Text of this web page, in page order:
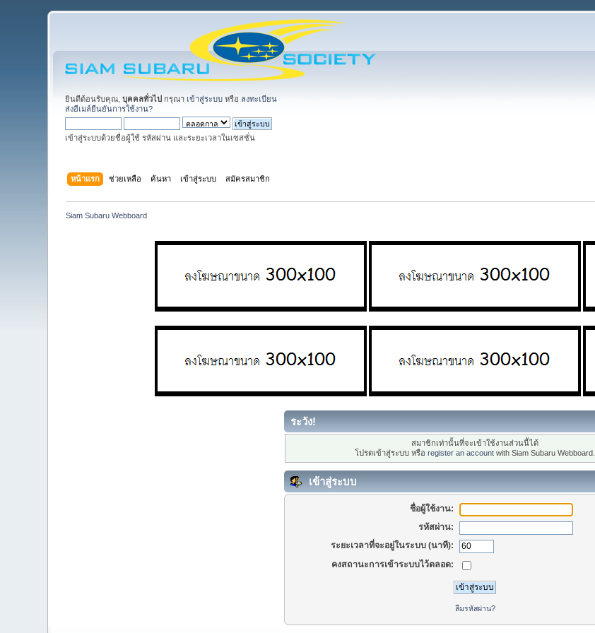
ยินดีต้อนรับคุณ,บุคคลทั่วไป กรุณา เข้าสู่ระบบ หรือ ลงทะเบียน
ส่งอีเมล์ยืนยันการใช้งาน?
เข้าสู่ระบบด้วยชื่อผู้ใช้ รหัสผ่าน และระยะเวลาในเซสชั่น
หน้าแรก ช่วยเหลือ ค้นหา เข้าสู่ระบบ สมัครสมาชิก
Siam Subaru Webboard
ระวัง!
สมาชิกเท่านั้นที่จะเข้าใช้งานส่วนนี้ได้
โปรดเข้าสู่ระบบ หรือ register an account with Siam Subaru Webboard.
เข้าสู่ระบบ
ชื่อผู้ใช้งาน:
รหัสผ่าน:
ระยะเวลาที่จะอยู่ในระบบ (นาที):
คงสถานะการเข้าระบบไว้ตลอด:
ลืมรหัสผ่าน?